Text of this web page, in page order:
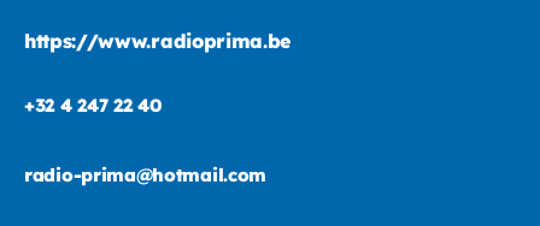
https://www.radioprima.be
+32 4 247 22 40
radio-prima@hotmail.com